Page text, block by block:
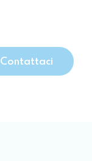
Contattaci